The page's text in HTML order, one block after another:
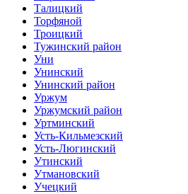
Талицкий
Торфяной
Троицкий
Тужинский район
Уни
Унинский
Унинский район
Уржум
Уржумский район
Уртминский
Усть-Кильмезский
Усть-Люгинский
Утинский
Утмановский
Учецкий